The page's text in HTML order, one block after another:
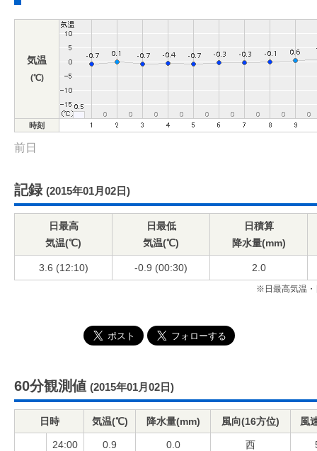
気温
(℃)
時刻
前日
記録 (2015年01月02日)
日最高
気温(℃)
日最低
気温(℃)
日積算
降水量(mm)
3.6 (12:10) -0.9 (00:30) 2.0
※日最高気温・
60分観測値 (2015年01月02日)
日時 気温(℃) 降水量(mm) 風向(16方位) 風
24:00 0.9 0.0 西